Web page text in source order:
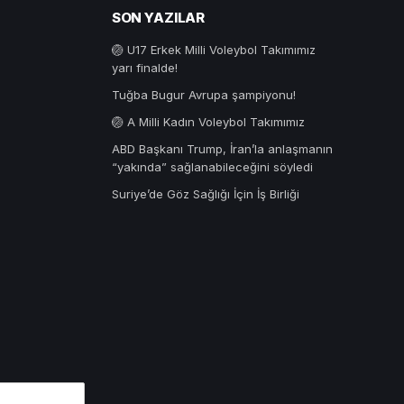
SON YAZILAR
🏐 U17 Erkek Milli Voleybol Takımımız
yarı finalde!
Tuğba Bugur Avrupa şampiyonu!
🏐 A Milli Kadın Voleybol Takımımız
ABD Başkanı Trump, İran’la anlaşmanın
“yakında” sağlanabileceğini söyledi
Suriye’de Göz Sağlığı İçin İş Birliği